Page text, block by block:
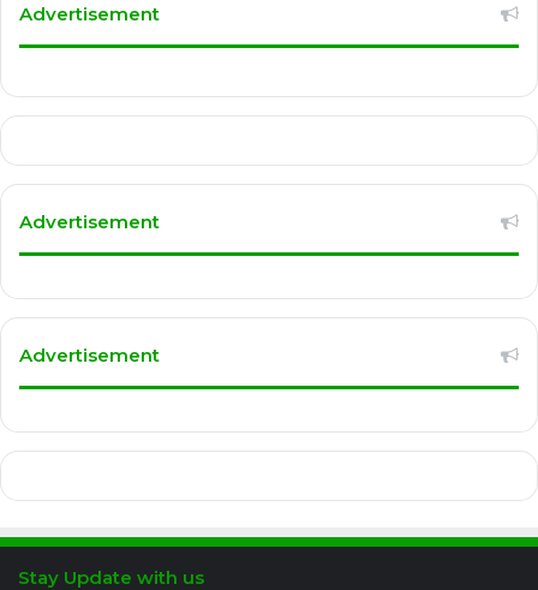
Advertisement
Advertisement
Advertisement
Stay Update with us